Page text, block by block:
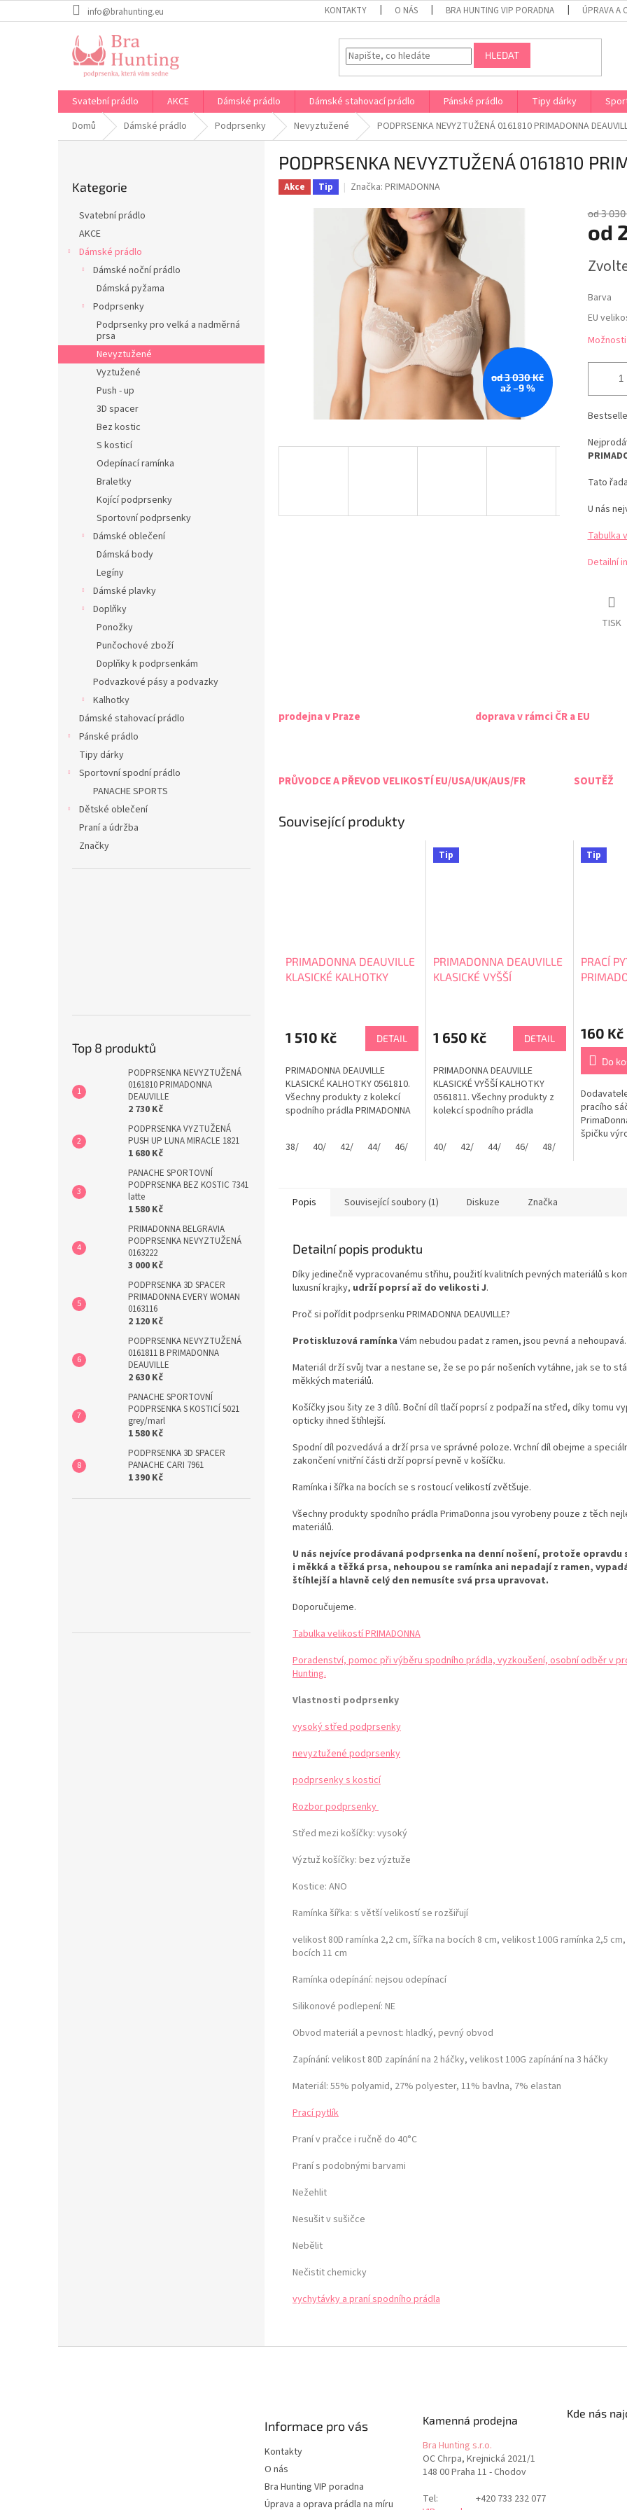
na
info@brahunting.eu KONTAKTY O NÁS BRA HUNTING VIP PORADNA ÚPRAVA A
HLEDAT
Svatební prádlo AKCE Dámské prádlo Dámské stahovací prádlo Pánské prádlo Tipy dárky
Domů
Dámské prádlo Podprsenky Nevyztužené PODPRSENKA NEVYZTUŽENÁ 0161810 PRIMADONNA
l
kategorie
Kategorie
Svatební prádlo
AKCE
Dámské prádlo
Dámské noční prádlo
Dámská pyžama
Podprsenky
Podprsenky pro velká a nadměrná
prsa
Nevyztužené
Vyztužené
Push - up
3D spacer
Bez kostic
S kosticí
Odepínací ramínka
Braletky
Kojící podprsenky
Sportovní podprsenky
Dámské oblečení
Dámská body
Legíny
Dámské plavky
Doplňky
Ponožky
Punčochové zboží
Doplňky k podprsenkám
Podvazkové pásy a podvazky
Kalhotky
Dámské stahovací prádlo
Pánské prádlo
Tipy dárky
Sportovní spodní prádlo
PANACHE SPORTS
Dětské oblečení
Praní a údržba
Značky
Top 8 produktů
PODPRSENKA NEVYZTUŽENÁ
0161810 PRIMADONNA
DEAUVILLE
2 730 Kč
PODPRSENKA VYZTUŽENÁ
PUSH UP LUNA MIRACLE 1821
1 680 Kč
PANACHE SPORTOVNÍ
PODPRSENKA BEZ KOSTIC 7341
latte
1 580 Kč
PRIMADONNA BELGRAVIA
PODPRSENKA NEVYZTUŽENÁ
0163222
3 000 Kč
PODPRSENKA 3D SPACER
PRIMADONNA EVERY WOMAN
0163116
2 120 Kč
PODPRSENKA NEVYZTUŽENÁ
0161811 B PRIMADONNA
DEAUVILLE
2 630 Kč
PANACHE SPORTOVNÍ
PODPRSENKA S KOSTICÍ 5021
grey/marl
1 580 Kč
PODPRSENKA 3D SPACER
PANACHE CARI 7961
1 390 Kč
PODPRSENKA NEVYZTUŽENÁ 0161810
Akce Tip Značka: PRIMADONNA
od 3 030 Kč
až –9 %
od 3 030
od
cena:
Barva
EU
Tato
U nás
Tabulka
Detailní
TISK
prodejna v Praze doprava v rámci ČR a EU
PRŮVODCE A PŘEVOD VELIKOSTÍ EU/USA/UK/AUS/FR SOUTĚŽ
Související produkty
PRIMADONNA DEAUVILLE
KLASICKÉ KALHOTKY
1 510 Kč DETAIL
PRIMADONNA DEAUVILLE
KLASICKÉ KALHOTKY 0561810.
Všechny produkty z kolekcí
spodního prádla PRIMADONNA
kvalitu, luxus a věnuje
klasický střih...
38/ 40/ 42/ 44/ 46/ 48/
Tip
PRIMADONNA DEAUVILLE
KLASICKÉ VYŠŠÍ
1 650 Kč DETAIL
PRIMADONNA DEAUVILLE
KLASICKÉ VYŠŠÍ KALHOTKY
0561811. Všechny produkty z
kolekcí spodního prádla
materiálů. Nabízí kvalitu, luxus a
vyšší kalhotky jsou...
40/ 42/ 44/ 46/ 48/
Tip
PRACÍ
produktu
je
5,0
z
hvězdiček.
160 Kč
Do
pracího
špičku
Popis Související soubory (1) Diskuze Značka
Detailní popis produktu
Díky jedinečně vypracovanému střihu, použití kvalitních pevných materiálů s
luxusní krajky, udrží poprsí až do velikosti J.
Proč si pořídit podprsenku PRIMADONNA DEAUVILLE?
Protiskluzová ramínka Vám nebudou padat z ramen, jsou pevná a nehoupavá.
Materiál drží svůj tvar a nestane se, že se po pár nošeních vytáhne, jak se to
měkkých materiálů.
Košíčky jsou šity ze 3 dílů. Boční díl tlačí poprsí z podpaží na střed, díky tomu
opticky ihned štíhlejší.
Spodní díl pozvedává a drží prsa ve správné poloze. Vrchní díl obejme a
zakončení vnitřní části drží poprsí pevně v košíčku.
Ramínka i šířka na bocích se s rostoucí velikostí zvětšuje.
Všechny produkty spodního prádla PrimaDonna jsou vyrobeny pouze z těch
materiálů.
U nás nejvíce prodávaná podprsenka na denní nošení, protože opravdu
i měkká a těžká prsa, nehoupou se ramínka ani nepadají z ramen,
štíhlejší a hlavně celý den nemusíte svá prsa upravovat.
Doporučujeme.
Tabulka velikostí PRIMADONNA
Poradenství, pomoc při výběru spodního prádla, vyzkoušení, osobní odběr v
Hunting.
Vlastnosti podprsenky
vysoký střed podprsenky
nevyztužené podprsenky
podprsenky s kosticí
Rozbor podprsenky
Střed mezi košíčky: vysoký
Výztuž košíčky: bez výztuže
Kostice: ANO
Ramínka šířka: s větší velikostí se rozšiřují
velikost 80D ramínka 2,2 cm, šířka na bocích 8 cm, velikost 100G ramínka 2,5
bocích 11 cm
Ramínka odepínání: nejsou odepínací
Silikonové podlepení: NE
Obvod materiál a pevnost: hladký, pevný obvod
Zapínání: velikost 80D zapínání na 2 háčky, velikost 100G zapínání na 3 háčky
Materiál: 55% polyamid, 27% polyester, 11% bavlna, 7% elastan
Prací pytlík
Praní v pračce i ručně do 40°C
Praní s podobnými barvami
Nežehlit
Nesušit v sušičce
Nebělit
Nečistit chemicky
vychytávky a praní spodního prádla
Informace pro vás
Kontakty
O nás
Bra Hunting VIP poradna
Úprava a oprava prádla na míru
Kamenná prodejna
Bra Hunting s.r.o.
OC Chrpa, Krejnická 2021/1
148 00 Praha 11 - Chodov
Tel:
+420 733 232 077
Kde nás